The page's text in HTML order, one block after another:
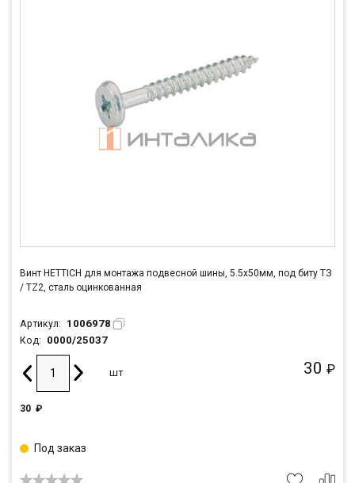
Винт HETTICH для монтажа подвесной шины, 5.5х50мм, под биту ТЗ
/ TZ2, сталь оцинкованная
Артикул: 1006978
Код: 0000/25037
30 ₽
шт
30 ₽
Под заказ